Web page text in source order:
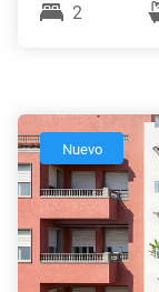
2
Nuevo